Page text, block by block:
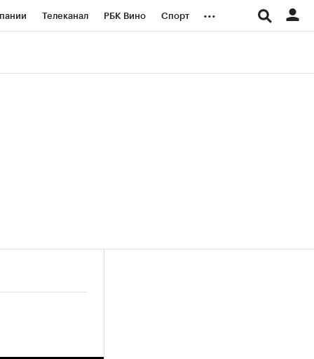
Телеканал РБК Вино Спорт ...